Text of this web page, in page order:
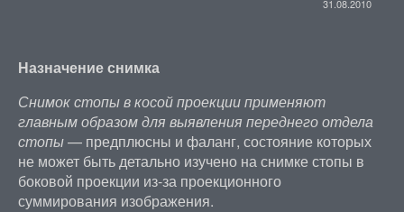
31.08.2010
Назначение снимка
Снимок стопы в косой проекции применяют
главным образом для выявления переднего отдела
стопы— предплюсны и фаланг, состояние которых
не может быть детально изучено на снимке стопы в
боковой проекции из-за проекционного
суммирования изображения.